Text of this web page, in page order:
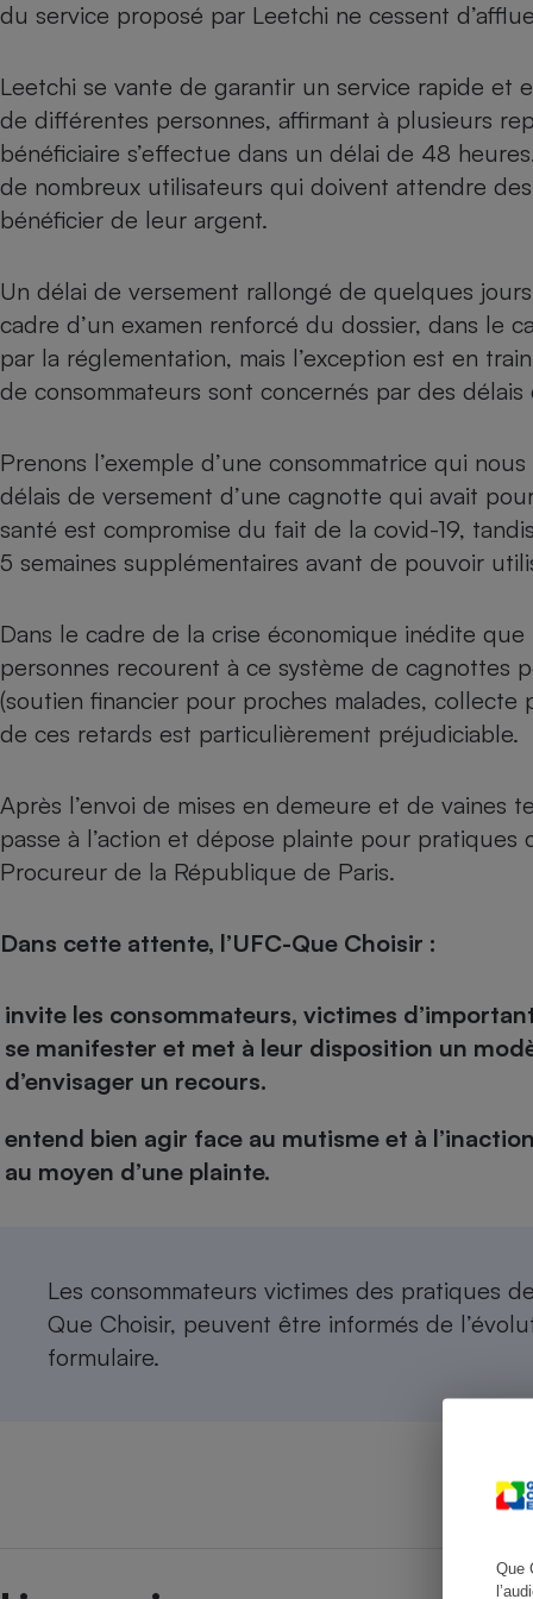
Que
du service proposé par Leetchi ne cessent
Leetchi se vante de garantir un service rapide et
de différentes personnes, affirmant à plusieurs
bénéficiaire s’effectue dans un délai de 48
de nombreux utilisateurs qui doivent attendre
bénéficier de leur argent.
Un délai de versement rallongé de quelques
cadre d’un examen renforcé du dossier, dans le
par la réglementation, mais l’exception est en
de consommateurs sont concernés par des
Prenons l’exemple d’une consommatrice qui
délais de versement d’une cagnotte qui avait
santé est compromise du fait de la covid-19,
5 semaines supplémentaires avant de pouvoir
Dans le cadre de la crise économique inédite
personnes recourent à ce système de cagnottes
(soutien financier pour proches malades, collecte
de ces retards est particulièrement préjudiciable.
Après l’envoi de mises en demeure et de vaines
passe à l’action et dépose plainte pour
Procureur de la République de Paris.
Dans cette attente, l’UFC-Que Choisir :
invite les consommateurs, victimes
se manifester et met à leur disposition un
d’envisager un recours.
entend bien agir face au mutisme et à
au moyen d’une plainte.
Les consommateurs victimes des pratiques
Que Choisir, peuvent être informés de
formulaire.
Complément
alimentaire
Assurance
Petit
Plaque de cuisson à
induction
Ventilateur
Internet
Téléviseur
Téléphone mobile -
Smartphone
Matelas
Radiateur électrique
Ventilateur
Mutuelle
Antimoustique